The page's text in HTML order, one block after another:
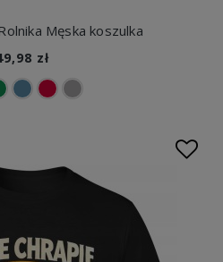
Męska koszulka
zł